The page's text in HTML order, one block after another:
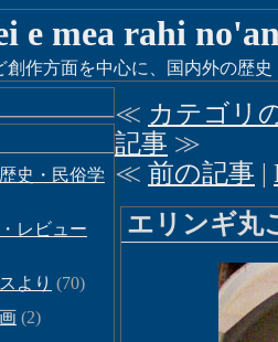
e mea rahi
創作方面を中心に、国内外の歴
史・民俗学
レビュー
より (70)
(2)
≪ カテゴリ
記事 ≫
≪ 前の記事 |
エリンギ丸